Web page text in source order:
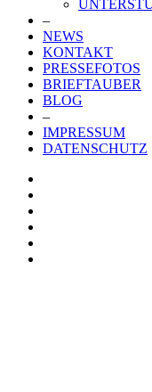
–
NEWS
KONTAKT
PRESSEFOTOS
BRIEFTAUBER
BLOG
–
IMPRESSUM
DATENSCHUTZ